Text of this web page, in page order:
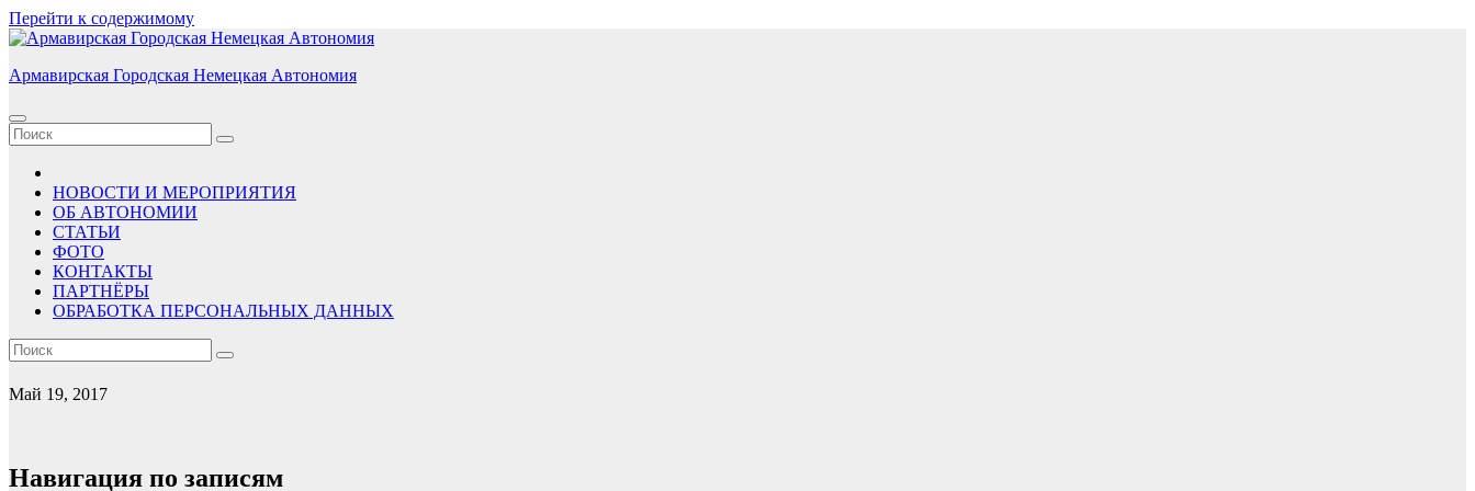
Перейти к содержимому
Армавирская Городская Немецкая Автономия
НОВОСТИ И МЕРОПРИЯТИЯ
ОБ АВТОНОМИИ
СТАТЬИ
ФОТО
КОНТАКТЫ
ПАРТНЁРЫ
ОБРАБОТКА ПЕРСОНАЛЬНЫХ ДАННЫХ
Май 19, 2017
Навигация по записям